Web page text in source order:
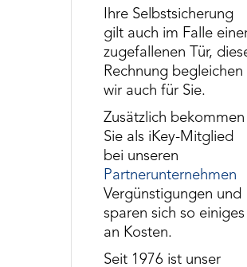
Ihre Selbstsicherung
gilt auch im Falle
zugefallenen Tür,
Rechnung begleichen
wir auch für Sie.
Zusätzlich bekommen
Sie als iKey-Mitglied
bei unseren
Partnerunternehmen
Vergünstigungen und
sparen sich so einiges
an Kosten.
Seit 1976 ist unser